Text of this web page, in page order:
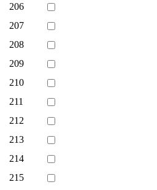
206
207
208
209
210
211
212
213
214
215